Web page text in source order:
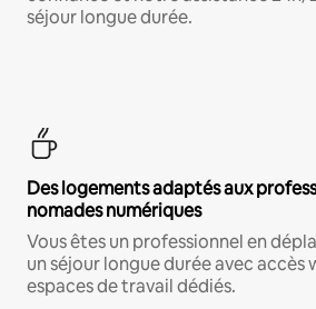
séjour longue durée.
Des logements adaptés aux
nomades numériques
Vous êtes un professionnel en
un séjour longue durée avec
espaces de travail dédiés.